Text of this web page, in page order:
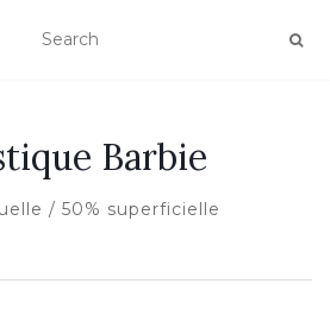
LA NAVIGATION
Barbie
/ 50% superficielle